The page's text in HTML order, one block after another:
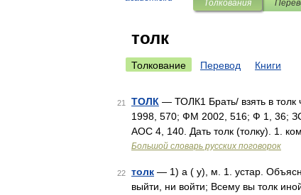
Толкования
толк
Толкование Перевод Книги
21 ТОЛК — ТОЛК1 Брать/ взять в толк
1998, 570; ФМ 2002, 516; Ф 1, 36; ЗС
АОС 4, 140. Дать толк (толку). 1.
Большой словарь русских поговорок
22 толк — 1) а ( у), м. 1. устар.
выйти, ни войти; Всему вы толк